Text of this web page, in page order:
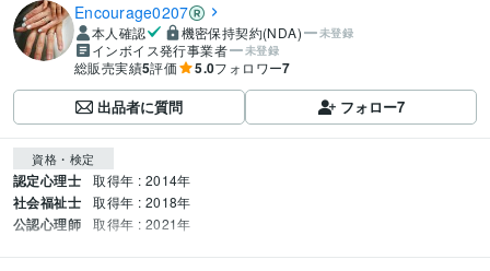
Encourage0207
本人確認 機密保持契約(NDA) 未登録
インボイス発行事業者 未登録
総販売実績5評価 5.0フォロワー7
出品者に質問 フォロー7
資格・検定
認定心理士 取得年 : 2014年
社会福祉士 取得年 : 2018年
公認心理師 取得年 : 2021年